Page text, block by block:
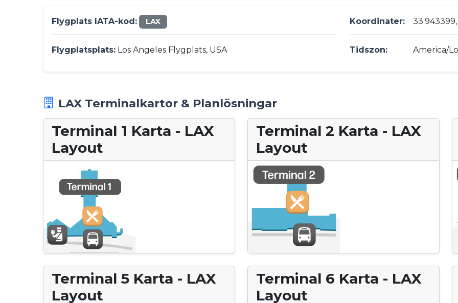
Flygplats IATA-kod: LAX
Flygplatsplats: Los Angeles Flygplats, USA
Koordinater:
Tidszon: America/
LAX Terminalkartor & Planlösningar
Terminal 1 Karta - LAX
Layout
Terminal 2 Karta - LAX
Layout
Terminal 5 Karta - LAX
Layout
Terminal 6 Karta - LAX
Layout